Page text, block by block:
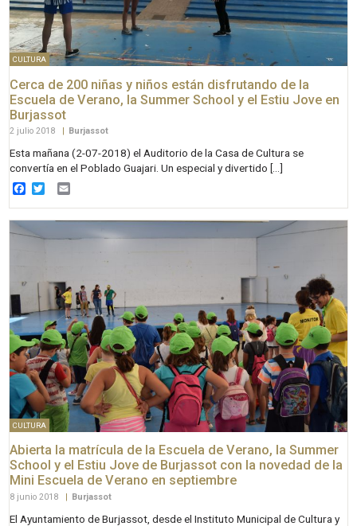
CULTURA
Cerca de 200 niñas y niños están disfrutando de la
Escuela de Verano, la Summer School y el Estiu Jove en
Burjassot
2 julio 2018 | Burjassot
Esta mañana (2-07-2018) el Auditorio de la Casa de Cultura se
convertía en el Poblado Guajari. Un especial y divertido […]
Facebook
Twitter
CULTURA
Abierta la matrícula de la Escuela de Verano, la Summer
School y el Estiu Jove de Burjassot con la novedad de la
Mini Escuela de Verano en septiembre
8 junio 2018 | Burjassot
El Ayuntamiento de Burjassot, desde el Instituto Municipal de Cultura y